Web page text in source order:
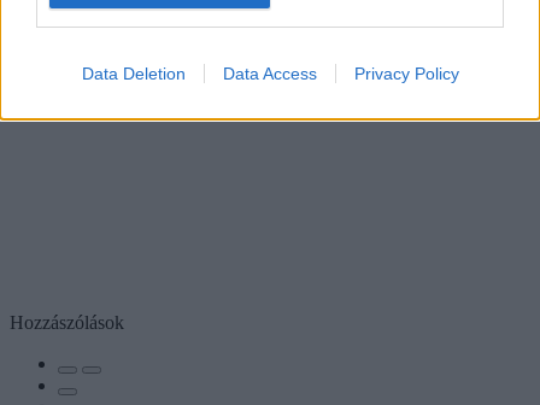
Data Deletion Data Access Privacy Policy
Hozzászólások